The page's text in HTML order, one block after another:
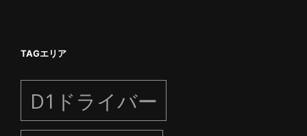
TAGエリア
D1ドライバー